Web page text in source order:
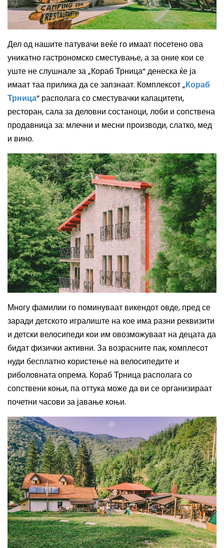
Дел од нашите патувачи веќе го имаат посетено ова
уникатно гастрономско сместување, а за оние кои се
уште не слушнале за „Кораб Трница“ денеска ќе ја
имаат таа прилика да се запзнаат. Комплексот „Кораб
Трница“ располага со сместувачки капацитети,
ресторан, сала за деловни состаноци, лоби и сопствена
продавница за: млечни и месни производи, слатко, мед
и вино.
Многу фамилии го поминуваат викендот овде, пред се
заради детското игралиште на кое има разни реквизити
и детски велосипеди кои им овозможуваат на децата да
бидат физички активни. За возрасните пак, комплесот
нуди бесплатно користење на велосипедите и
риболовната опрема. Кораб Трница располага со
сопствени коњи, па оттука може да ви се организираат
почетни часови за јавање коњи.